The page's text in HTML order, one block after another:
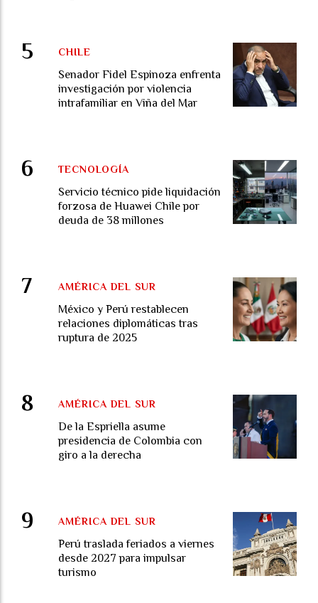
Senador Fidel Espinoza enfrenta
investigación por violencia
intrafamiliar en Viña del Mar
CHILE
Servicio técnico pide liquidación
forzosa de Huawei Chile por
deuda de 38 millones
TECNOLOGÍA
México y Perú restablecen
relaciones diplomáticas tras
ruptura de 2025
AMÉRICA DEL SUR
De la Espriella asume
presidencia de Colombia con
giro a la derecha
AMÉRICA DEL SUR
Perú traslada feriados a viernes
desde 2027 para impulsar
turismo
AMÉRICA DEL SUR